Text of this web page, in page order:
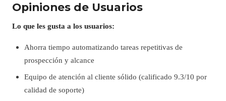
Opiniones de Usuarios
Lo que les gusta a los usuarios:
Ahorra tiempo automatizando tareas repetitivas de
prospección y alcance
Equipo de atención al cliente sólido (calificado 9.3/10 por
calidad de soporte)